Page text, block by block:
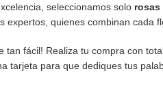
seleccionamos solo rosas
expertos, quienes combinan cada
tan fácil! Realiza tu compra con
tarjeta para que dediques tus